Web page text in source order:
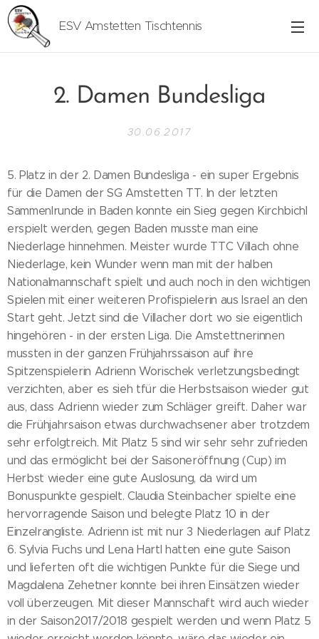
ESV Amstetten Tischtennis
2. Damen Bundesliga
30.06.2017
5. Platz in der 2. Damen Bundesliga - ein super Ergebnis
für die Damen der SG Amstetten TT. In der letzten
Sammenlrunde in Baden konnte ein Sieg gegen Kirchbichl
erspielt werden, gegen Baden musste man eine
Niederlage hinnehmen. Meister wurde TTC Villach ohne
Niederlage, kein Wunder wenn man mit der halben
Nationalmannschaft spielt und auch noch in den wichtigen
Spielen mit einer weiteren Profispielerin aus Israel an den
Start geht. Jetzt sind die Villacher dort wo sie eigentlich
hingehören - in der ersten Liga. Die Amstettnerinnen
mussten in der ganzen Frühjahrssaison auf ihre
Spitzenspielerin Adrienn Worischek verletzungsbedingt
verzichten, aber es sieh tfür die Herbstsaison wieder gut
aus, dass Adrienn wieder zum Schläger greift. Daher war
die Frühjahrsaison etwas durchwachsener aber trotzdem
sehr erfolgtreich. Mit Platz 5 sind wir sehr sehr zufrieden
und das ermöglicht bei der Saisoneröffnung (Cup) im
Herbst wieder eine gute Auslosung, da wird um
Bonuspunkte gespielt. Claudia Steinbacher spielte eine
hervorragende Saison und belegte Platz 10 in der
Einzelrangliste. Adrienn ist mit nur 3 Niederlagen auf Platz
6. Sylvia Fuchs und Lena Hartl hatten eine gute Saison
und lieferten oft die wichtigen Punkte für die Siege und
Magdalena Zehetner konnte bei ihren Einsätzen wieder
voll überzeugen. Mit dieser Mannschaft wird auch wieder
in der Saison2017/2018 gespielt werden und wenn Platz 5